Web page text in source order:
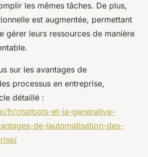
les mêmes tâches. De plus,
est augmentée, permettant
gérer leurs ressources de manière
sur les avantages de
processus en entreprise,
détaillé :
fr/chatbots-et-ia-generative-
de-lautomatisation-des-